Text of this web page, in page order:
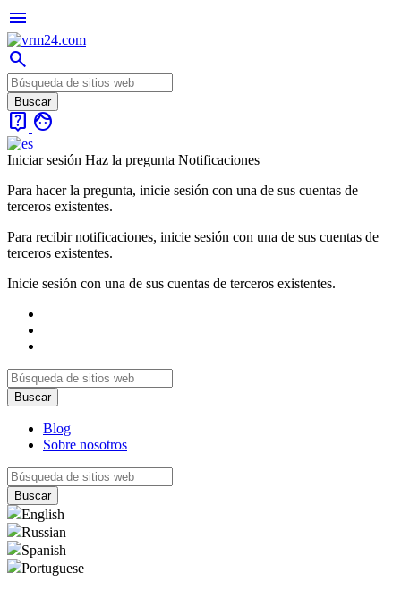
menu
search
live_help face
Iniciar sesión Haz la pregunta Notificaciones
Para hacer la pregunta, inicie sesión con una de sus cuentas de
terceros existentes.
Para recibir notificaciones, inicie sesión con una de sus cuentas de
terceros existentes.
Inicie sesión con una de sus cuentas de terceros existentes.
Blog
Sobre nosotros
English
Russian
Spanish
Portuguese